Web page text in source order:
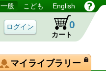
一般 こども English
カート
0
マイライブラリー